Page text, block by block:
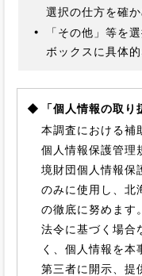
選択の仕方を確
・
「その他」等を
ボックスに具体
◆
「個人情報の取り
本調査における補
個人情報保護管理
境財団個人情報保
のみに使用し、北
の徹底に努めます。
法令に基づく場合
く、個人情報を本
第三者に開示、提